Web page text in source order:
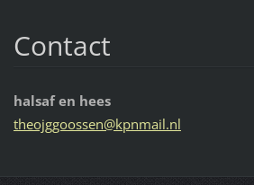
Contact
halsaf en hees
theojggoossen@kpnmail.nl